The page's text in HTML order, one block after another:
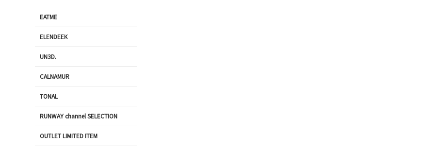
EATME
ELENDEEK
UN3D.
CALNAMUR
TONAL
RUNWAY channel SELECTION
OUTLET LIMITED ITEM